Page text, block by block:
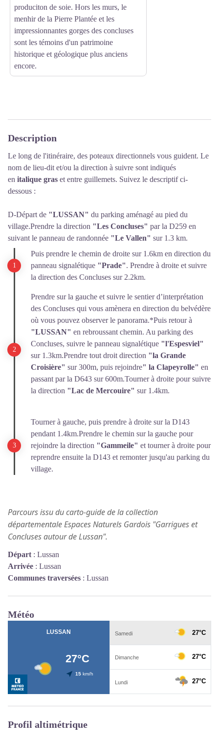
produciton de soie. Hors les murs, le
menhir de la Pierre Plantée et les
impressionnantes gorges des concluses
sont les témoins d'un patrimoine
historique et géologique plus anciens
encore.
Description
Le long de l'itinéraire, des poteaux directionnels vous guident. Le
nom de lieu-dit et/ou la direction à suivre sont indiqués
en italique gras et entre guillemets. Suivez le descriptif ci-
dessous :
D-Départ de "LUSSAN" du parking aménagé au pied du
village.Prendre la direction "Les Concluses" par la D259 en
suivant le panneau de randonnée "Le Vallen" sur 1.3 km.
Puis prendre le chemin de droite sur 1.6km en direction du
panneau signalétique "Prade". Prendre à droite et suivre
la direction des Concluses sur 2.2km.
Prendre sur la gauche et suivre le sentier d’interprétation
des Concluses qui vous amènera en direction du belvédère
où vous pouvez observer le panorama.*Puis retour à
"LUSSAN" en rebroussant chemin. Au parking des
Concluses, suivre le panneau signalétique "l'Espesviel"
sur 1.3km.Prendre tout droit direction "la Grande
Croisière" sur 300m, puis rejoindre" la Clapeyrolle" en
passant par la D643 sur 600m.Tourner à droite pour suivre
la direction "Lac de Mercouire" sur 1.4km.
Tourner à gauche, puis prendre à droite sur la D143
pendant 1.4km.Prendre le chemin sur la gauche pour
rejoindre la direction "Gammeile" et tourner à droite pour
reprendre ensuite la D143 et remonter jusqu'au parking du
village.
Parcours issu du carto-guide de la collection
départementale Espaces Naturels Gardois "Garrigues et
Concluses autour de Lussan".
Départ : Lussan
Arrivée : Lussan
Communes traversées : Lussan
Météo
Profil altimétrique